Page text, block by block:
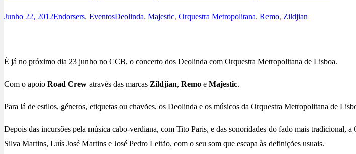
Junho 22, 2012Endorsers, EventosDeolinda, Majestic, Orquestra Metropolitana, Remo, Zildjian
É já no próximo dia 23 junho no CCB, o concerto dos Deolinda com Orquestra Metropolitana de Lisboa.
Com o apoio Road Crew através das marcas Zildjian, Remo e Majestic.
Para lá de estilos, géneros, etiquetas ou chavões, os Deolinda e os músicos da Orquestra Metropolitana de
Depois das incursões pela música cabo-verdiana, com Tito Paris, e das sonoridades do fado mais
Silva Martins, Luís José Martins e José Pedro Leitão, com o seu som que escapa às definições usuais.